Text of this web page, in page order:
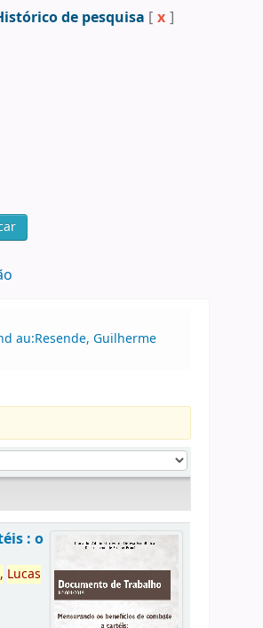
de pesquisa [ x ]
au:Resende, Guilherme
: o
Lucas